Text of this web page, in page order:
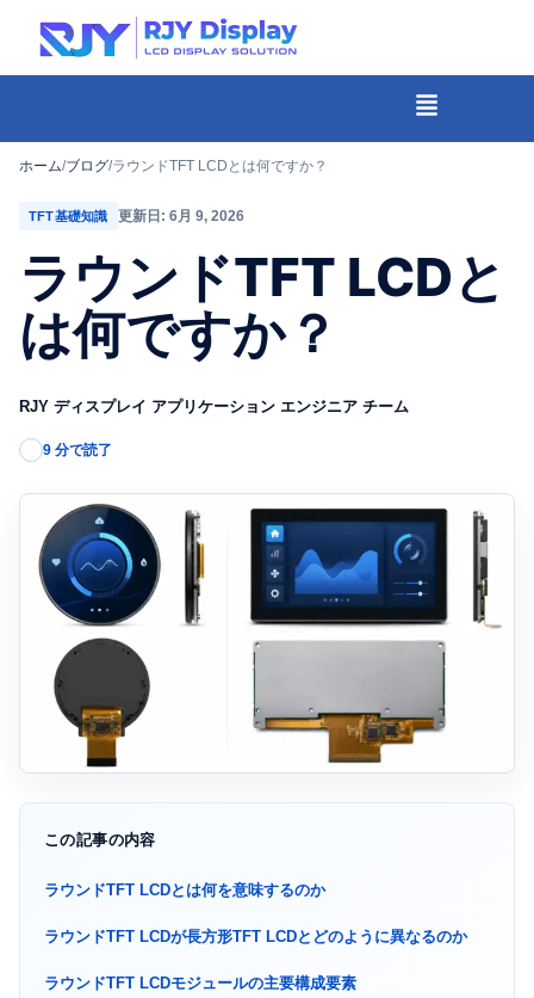
Skip
ス
キ
メ
ニ
ュ
ホーム/ブログ/ラウンドTFT LCDとは何ですか？
TFT基礎知識 更新日: 6月 9, 2026
ラウンドTFT LCDと
は何ですか？
RJY ディスプレイ アプリケーション エンジニア チーム
9 分で読了
この記事の内容
ラウンドTFT LCDとは何を意味するのか
ラウンドTFT LCDが長方形TFT LCDとどのように異なるのか
ラウンドTFT LCDモジュールの主要構成要素